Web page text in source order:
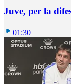
Juve, per la
01:30